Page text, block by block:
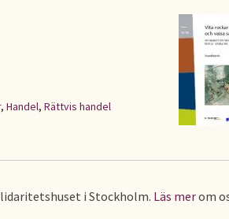
, Handel, Rättvis handel
i Stockholm. Läs merom